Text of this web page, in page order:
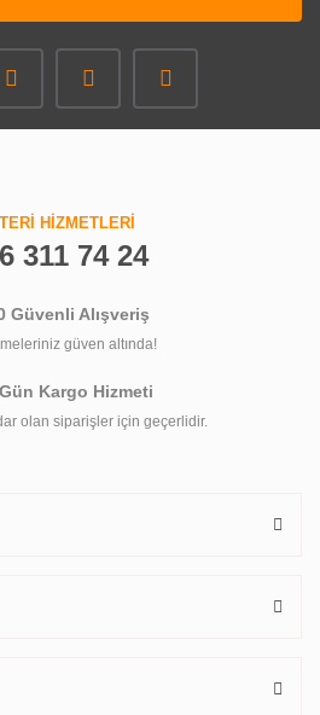
HİZMETLERİ
311 74 24
Güvenli Alışveriş
güven altında!
Gün Kargo Hizmeti
olan siparişler için geçerlidir.